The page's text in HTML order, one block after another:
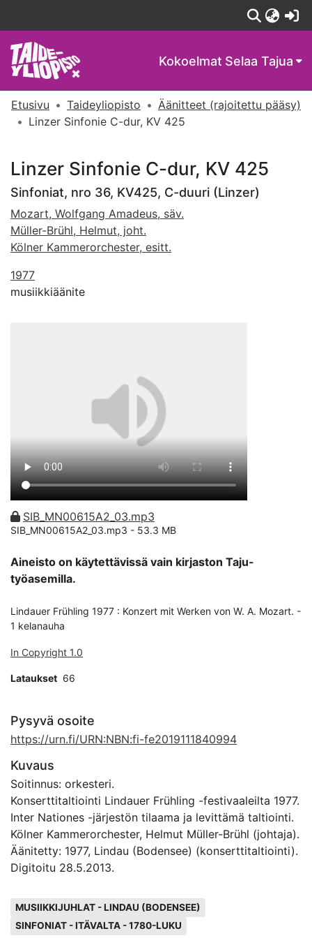
Kokoelmat Selaa Tajua
Etusivu Taideyliopisto
Äänitteet (rajoitettu pääsy)
Linzer Sinfonie C-dur, KV 425
Linzer Sinfonie C-dur, KV 425
Sinfoniat, nro 36, KV425, C-duuri (Linzer)
Mozart, Wolfgang Amadeus, säv.
Müller-Brühl, Helmut, joht.
Kölner Kammerorchester, esitt.
1977
musiikkiäänite
SIB_MN00615A2_03.mp3
SIB_MN00615A2_03.mp3 - 53.3 MB
Aineisto on käytettävissä vain kirjaston Taju-
työasemilla.
Lindauer Frühling 1977 : Konzert mit Werken von W. A. Mozart. -
1 kelanauha
In Copyright 1.0
Lataukset 66
Pysyvä osoite
https://urn.fi/URN:NBN:fi-fe2019111840994
Kuvaus
Soitinnus: orkesteri.
Konserttitaltiointi Lindauer Frühling -festivaaleilta 1977.
Inter Nationes -järjestön tilaama ja levittämä taltiointi.
Kölner Kammerorchester, Helmut Müller-Brühl (johtaja).
Äänitetty: 1977, Lindau (Bodensee) (konserttitaltiointi).
Digitoitu 28.5.2013.
MUSIIKKIJUHLAT - LINDAU (BODENSEE)
SINFONIAT - ITÄVALTA - 1780-LUKU